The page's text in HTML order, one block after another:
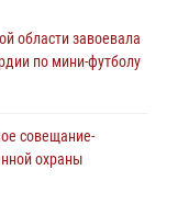
области завоевала
по мини-футболу
совещание-
охраны